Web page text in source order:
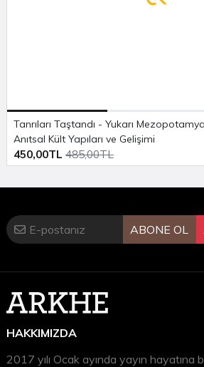
Tanrıları Taştandı - Yukarı
Anıtsal Kült Yapıları ve Gelişimi
450,00TL 485,00TL
ABONE OL
HAKKIMIZDA
2017 yılı Ocak ayında yayın hayatına